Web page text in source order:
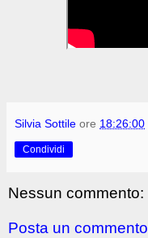
Silvia Sottile ore 18:26:00
Condividi
Nessun commento:
Posta un commento